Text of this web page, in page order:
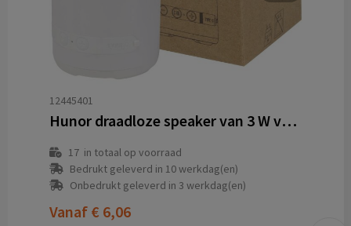
12445401
Hunor draadloze speaker van 3 W van gerecycled plastic
17in totaal op voorraad
Bedrukt geleverd in 10 werkdag(en)
Onbedrukt geleverd in 3 werkdag(en)
Vanaf € 6,06